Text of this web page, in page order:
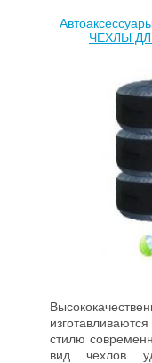
ЧЕХЛЫ
стилю
вид чехлов